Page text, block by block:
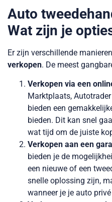
Auto
Wat zijn je
Er zijn verschillende
verkopen. De meest
Verkopen via een
Marktplaats,
bieden een
bieden. Dit kan snel
wat tijd om de juiste
Verkopen aan een
bieden je de
een nieuwe of een
snelle oplossing zijn,
wanneer je je auto